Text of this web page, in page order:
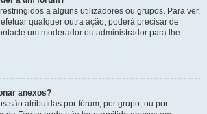
a alguns utilizadores ou grupos. Para ver,
qualquer outra ação, poderá precisar de
um moderador ou administrador para lhe
anexos?
são atribuídas por fórum, por grupo, ou por